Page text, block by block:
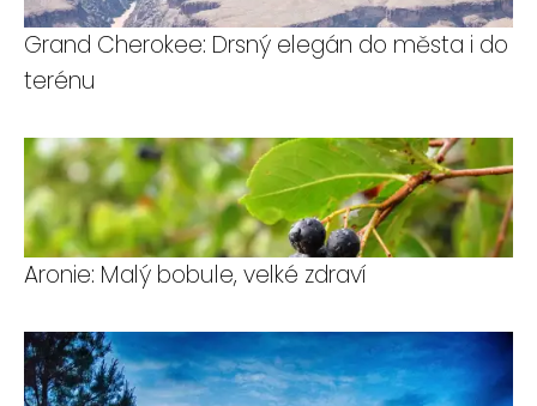
Grand Cherokee: Drsný elegán do města i do
terénu
Aronie: Malý bobule, velké zdraví